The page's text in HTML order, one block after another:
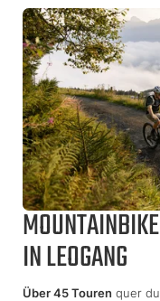
IN LEOGANG
Über 45 Touren quer